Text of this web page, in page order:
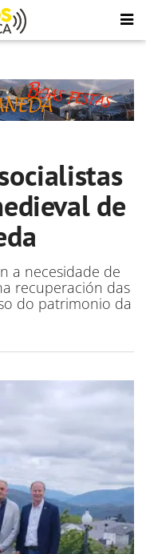
de
a necesidade de
recuperación das
do patrimonio da